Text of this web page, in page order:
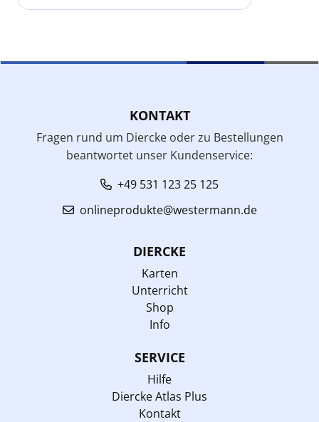
KONTAKT
Fragen rund um Diercke oder zu Bestellungen
beantwortet unser Kundenservice:
+49 531 123 25 125
onlineprodukte@westermann.de
DIERCKE
Karten
Unterricht
Shop
Info
SERVICE
Hilfe
Diercke Atlas Plus
Kontakt